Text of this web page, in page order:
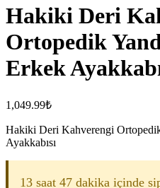
Hakiki Deri
Ortopedik
Erkek
1,049.99₺
Hakiki Deri Kahverengi
Ayakkabısı
13 saat 47 dakika içinde